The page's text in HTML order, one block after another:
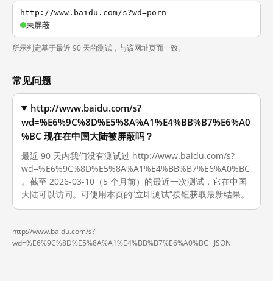
http://www.baidu.com/s?wd=porn
未屏蔽
所示判定基于最近 90 天的测试，与该网址页面一致。
常见问题
http://www.baidu.com/s?
wd=%E6%9C%8D%E5%8A%A1%E4%BB%B7%E6%A0
%BC 现在在中国大陆被屏蔽吗？
最近 90 天内我们没有测试过 http://www.baidu.com/s?
wd=%E6%9C%8D%E5%8A%A1%E4%BB%B7%E6%A0%BC
。截至 2026-03-10（5 个月前）的最近一次测试，它在中国
大陆可以访问。可使用本页的“立即测试”按钮获取最新结果。
http://www.baidu.com/s?
wd=%E6%9C%8D%E5%8A%A1%E4%BB%B7%E6%A0%BC · JSON